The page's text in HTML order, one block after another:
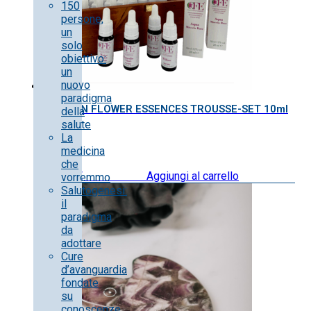
150
persone,
un
solo
obiettivo:
un
nuovo
paradigma
della
salute
La
medicina
che
vorremmo
Salutogenesi:
il
paradigma
da
adottare
Cure
d’avanguardia
fondate
su
CEMON FLOWER ESSENCES TROUSSE-SET 10ml
399.40€ IVA inclusa Aggiungi al carrello